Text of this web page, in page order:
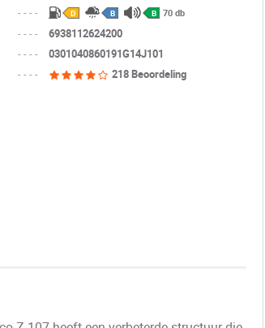
---- D B B 70 db
----
6938112624200
----
0301040860191G14J101
---- 218 Beoordeling